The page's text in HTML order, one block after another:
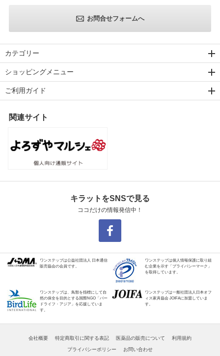
お問合せフォームへ
カテゴリー
ショッピングメニュー
ご利用ガイド
関連サイト
キラットをSNSで見る
ココだけの情報発信中！
ワンステップは公益社団法人 日本通信
販売協会の会員です。
ワンステップは個人情報保護に取り組
む企業を示す「プライバシーマーク」
を取得しています。
ワンステップは、鳥類を指標にして自
然の保全を目的とする国際NGO「バー
ドライフ・アジア」を応援していま
す。
ワンステップは一般社団法人日本オフ
ィス家具協会 JOIFAに加盟していま
す。
会社概要 特定商取引に関する表記 医薬品の販売について 利用規約
プライバシーポリシー お問い合わせ